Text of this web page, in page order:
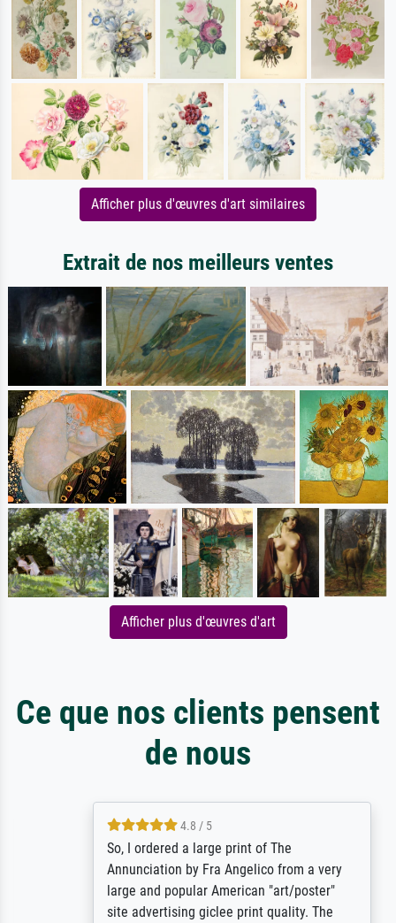
Afficher plus d'œuvres d'art similaires
Extrait de nos meilleurs ventes
Afficher plus d'œuvres d'art
Ce que nos clients pensent
de nous
4.8 / 5
So, I ordered a large print of The
Annunciation by Fra Angelico from a very
large and popular American "art/poster"
site advertising giclee print quality. The